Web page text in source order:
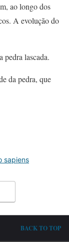
ao longo dos
A evolução do
pedra lascada.
da pedra, que
sapiens
BACK TO TOP